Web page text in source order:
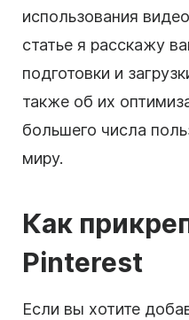
использования
статье я расскажу
подготовки и
также об их
большего числа
миру.
Как
Pinterest
Если вы хотите